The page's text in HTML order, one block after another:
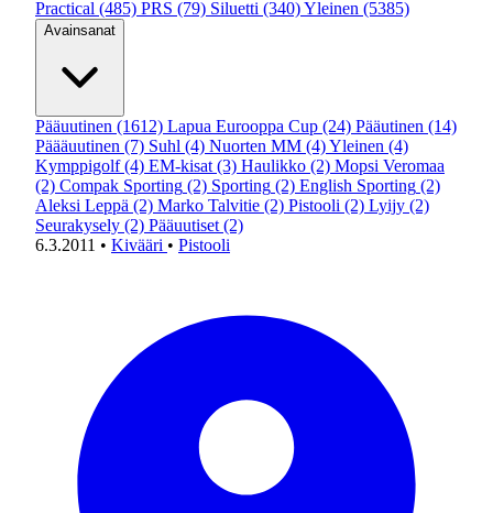
Practical (485) PRS (79) Siluetti (340)Yleinen (5385)
Avainsanat
Pääuutinen (1612) Lapua Eurooppa Cup (24) Pääutinen (14)
Päääuutinen (7) Suhl (4) Nuorten MM (4)Yleinen (4)
Kymppigolf (4) EM-kisat (3) Haulikko (2) Mopsi Veromaa
(2) Compak Sporting (2) Sporting (2) English Sporting (2)
Aleksi Leppä (2) Marko Talvitie (2) Pistooli (2) Lyijy (2)
Seurakysely (2) Pääuutiset (2)
6.3.2011 • Kivääri • Pistooli